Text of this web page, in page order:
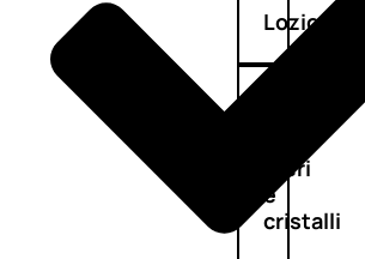
Lozioni
Sieri
e
cristalli